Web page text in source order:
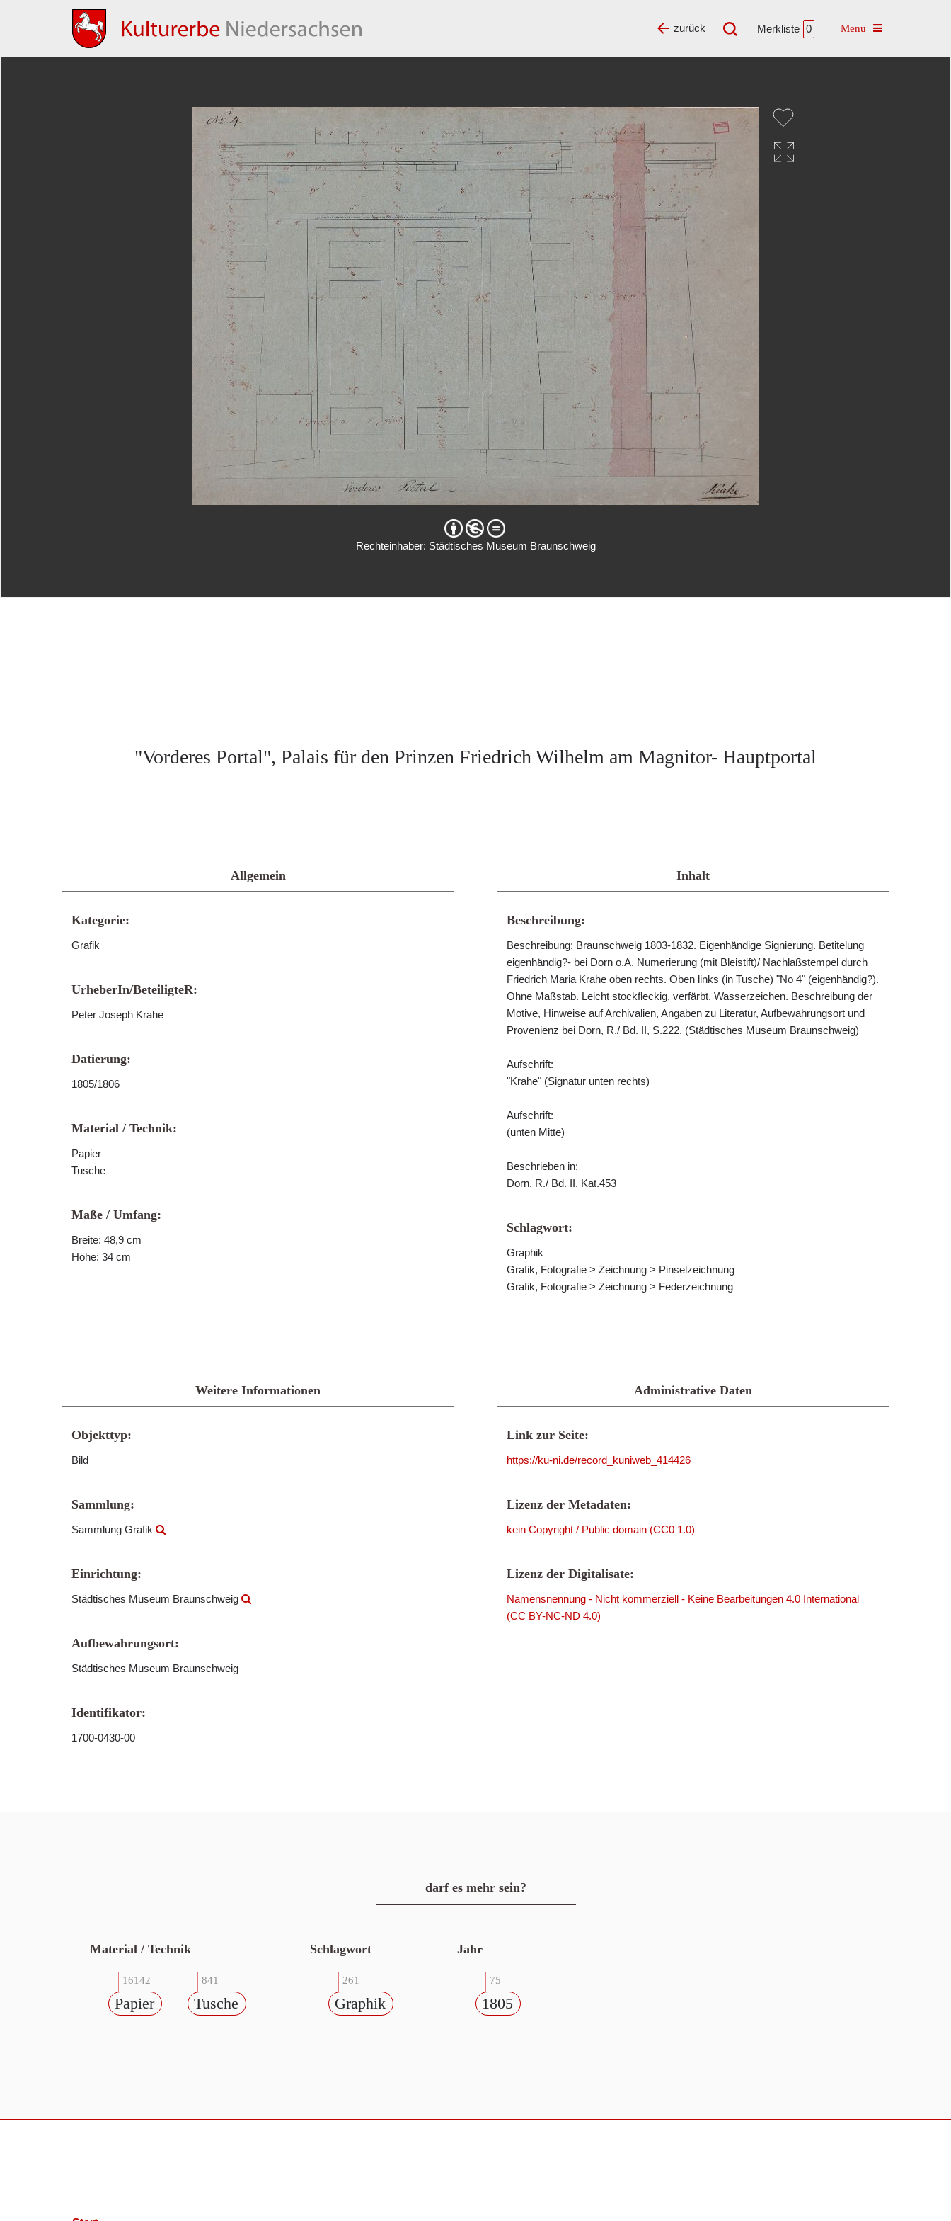
Merkliste 0 Toggle navigation
zurück
Rechteinhaber: Städtisches Museum Braunschweig
"Vorderes Portal", Palais für den Prinzen Friedrich Wilhelm am Magnitor- Hauptportal
Allgemein
Kategorie:
Grafik
UrheberIn/BeteiligteR:
Peter Joseph Krahe
Datierung:
1805/1806
Material / Technik:
Papier
Tusche
Maße / Umfang:
Breite: 48,9 cm
Höhe: 34 cm
Inhalt
Beschreibung:
Beschreibung: Braunschweig 1803-1832. Eigenhändige Signierung. Betitelung
eigenhändig?- bei Dorn o.A. Numerierung (mit Bleistift)/ Nachlaßstempel durch
Friedrich Maria Krahe oben rechts. Oben links (in Tusche) "No 4" (eigenhändig?).
Ohne Maßstab. Leicht stockfleckig, verfärbt. Wasserzeichen. Beschreibung der
Motive, Hinweise auf Archivalien, Angaben zu Literatur, Aufbewahrungsort und
Provenienz bei Dorn, R./ Bd. II, S.222. (Städtisches Museum Braunschweig)
Aufschrift:
"Krahe" (Signatur unten rechts)
Aufschrift:
(unten Mitte)
Beschrieben in:
Dorn, R./ Bd. II, Kat.453
Schlagwort:
Graphik
Grafik, Fotografie > Zeichnung > Pinselzeichnung
Grafik, Fotografie > Zeichnung > Federzeichnung
Weitere Informationen
Objekttyp:
Bild
Sammlung:
Sammlung Grafik
Einrichtung:
Städtisches Museum Braunschweig
Aufbewahrungsort:
Städtisches Museum Braunschweig
Identifikator:
1700-0430-00
Administrative Daten
Link zur Seite:
https://ku-ni.de/record_kuniweb_414426
Lizenz der Metadaten:
kein Copyright / Public domain (CC0 1.0)
Lizenz der Digitalisate:
Namensnennung - Nicht kommerziell - Keine Bearbeitungen 4.0 International
(CC BY-NC-ND 4.0)
darf es mehr sein?
Material / Technik
16142
Papier
841
Tusche
Schlagwort
261
Graphik
Jahr
75
1805